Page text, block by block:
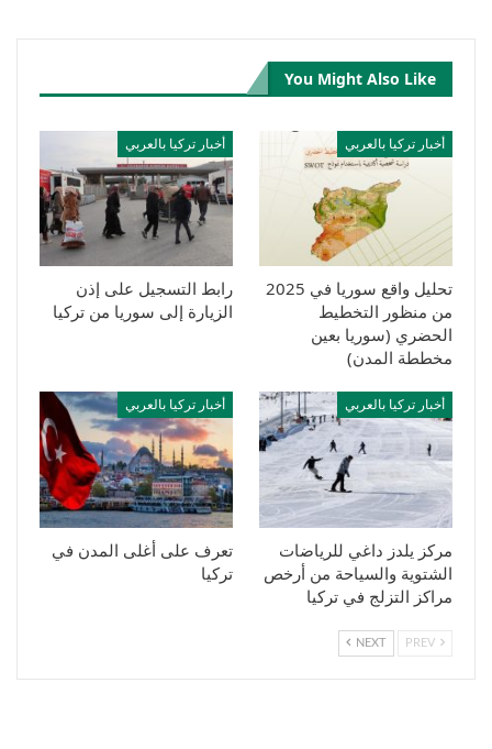
You Might Also Like
أخبار تركيا بالعربي
تحليل واقع سوريا في 2025
من منظور التخطيط
الحضري (سوريا بعين
مخططة المدن)
أخبار تركيا بالعربي
رابط التسجيل على إذن
الزيارة إلى سوريا من تركيا
أخبار تركيا بالعربي
مركز يلدز داغي للرياضات
الشتوية والسياحة من أرخص
مراكز التزلج في تركيا
أخبار تركيا بالعربي
تعرف على أغلى المدن في
تركيا
NEXT